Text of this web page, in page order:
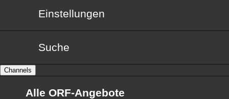
Einstellungen
Suche
Channels
Alle ORF-Angebote